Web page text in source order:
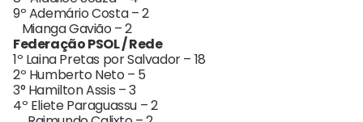
9º Ademário Costa – 2
Mianga Gavião – 2
Federação PSOL / Rede
1º Laina Pretas por Salvador – 18
2º Humberto Neto – 5
3° Hamilton Assis – 3
4º Eliete Paraguassu – 2